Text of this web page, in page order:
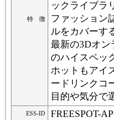
特 徴
ックライブラ
ファッション
ルをカバーす
最新の3Dオン
のハイスペッ
ホットもアイ
ードリンクコ
目的や気分で
ESS-ID FREESPOT-